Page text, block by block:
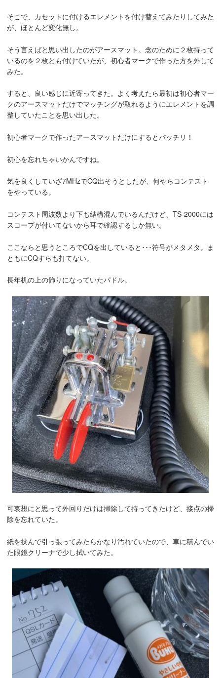
そこで、カセットに付けるエレメントを付け替えてみたりしてみた
が、ほとんど変化無し。
そう言えばと思い出したのがアースマット。念のために２枚持って
いるのを２枚とも付けていたが、初心者マークで作った方を外して
みた。
すると、良い感じに近寄ってきた。よく考えたら最初は初心者マー
クのアースマットだけでマッチングが取れるようにエレメントを調
整していたことを思い出した。
初心者マークで作ったアースマットだけにするとバッチリ！
初心を忘れちゃいかんですね。
気を良くしていざ7MHzでCQ出そうとしたが、何やらコンテスト
をやっている。
コンテスト周波数より下も結構混んでいるんだけど、TS-2000には
スコープが付いてないから耳で確認するしか無い。
ここならと思うところでCQを出していると･･･符号がメタメタ。ま
ともにCQすらも打てない。
長年机の上の飾りになっていたパドル。
可哀想にと思って外回りだけは掃除して持ってきたけど、接点の掃
除を忘れていた。
紙を挟んで引っ張ってみたらかなり汚れていたので、車に積んでい
た眼鏡クリーナで少し拭いてみた。